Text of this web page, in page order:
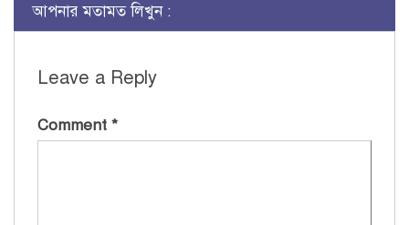
আপনার মতামত লিখুন :
Leave a Reply
Comment *